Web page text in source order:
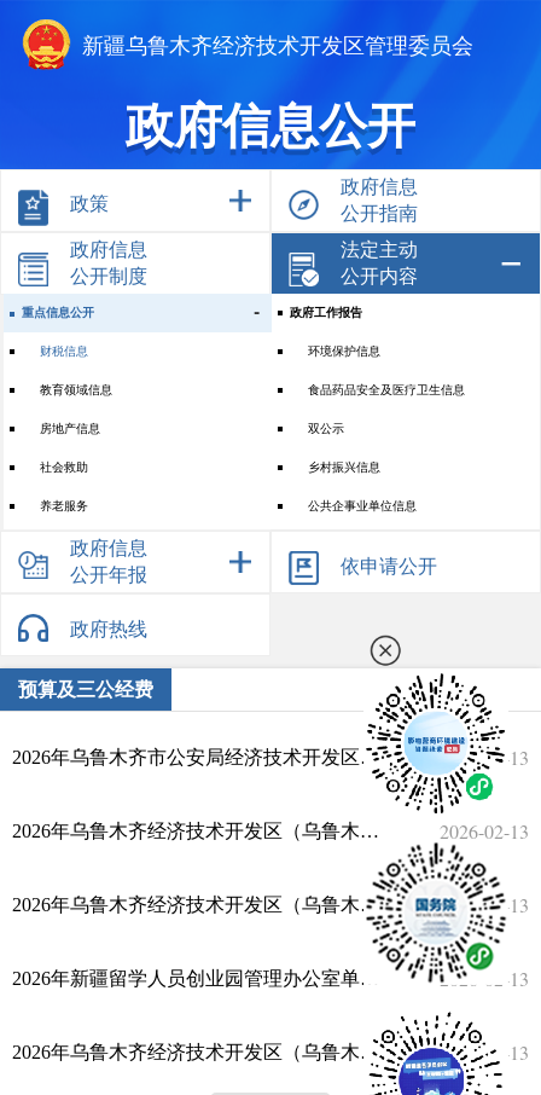
新疆乌鲁木齐经济技术开发区管理委员会
政府信息公开
政策
政府信息
公开指南
政府信息
公开制度
法定主动
公开内容
重点信息公开
财税信息 环境保护信息
教育领域信息 食品药品安全及医疗卫生信息
房地产信息 双公示
社会救助 乡村振兴信息
养老服务 公共企事业单位信息
就业领域信息
直达资金信息 政府债务公开专栏
惠民惠农信息
安全生产 公共文化服务及旅游
政府工作报告
政府网站年度工作报表 政府文件
政府会议
政务公开标准目录
权责清单
法治政府报告
政府信息
公开年报
依申请公开
政府热线
预算及三公经费
2026年乌鲁木齐市公安局经济技术开发区（头屯河区）分局预算公开 2026-02-13
2026年乌鲁木齐经济技术开发区（乌鲁木齐市头屯河区）高铁街道办事处预算公开 2026-02-13
2026年乌鲁木齐经济技术开发区（乌鲁木齐市头屯河区）北站东路街道办事处预算公开 2026-02-13
2026年新疆留学人员创业园管理办公室单位预算公开 2026-02-13
2026年乌鲁木齐经济技术开发区（乌鲁木齐市头屯河区）人力资源服务中心（外来劳务人员就业服务中心）单位预算公开 2026-02-13